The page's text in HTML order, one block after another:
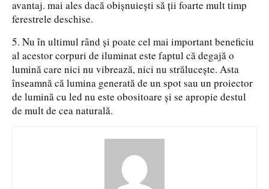
avantaj. mai ales dacă obișnuiești să ții foarte mult timp
ferestrele deschise.
5. Nu în ultimul rând și poate cel mai important beneficiu
al acestor corpuri de iluminat este faptul că degajă o
lumină care nici nu vibrează, nici nu strălucește. Asta
înseamnă că lumina generată de un spot sau un proiector
de lumină cu led nu este obositoare și se apropie destul
de mult de cea naturală.